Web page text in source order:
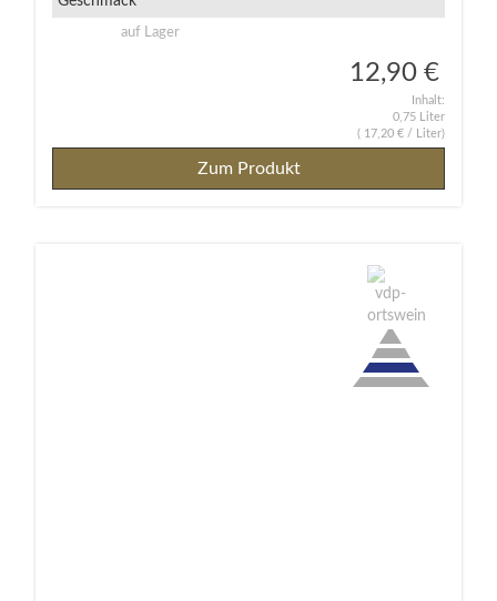
auf Lager
12,90 €
Inhalt:
0,75 Liter
( 17,20 € / Liter)
Zum Produkt